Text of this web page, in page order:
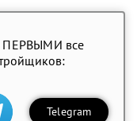
ПЕРВЫМИ все
Telegram